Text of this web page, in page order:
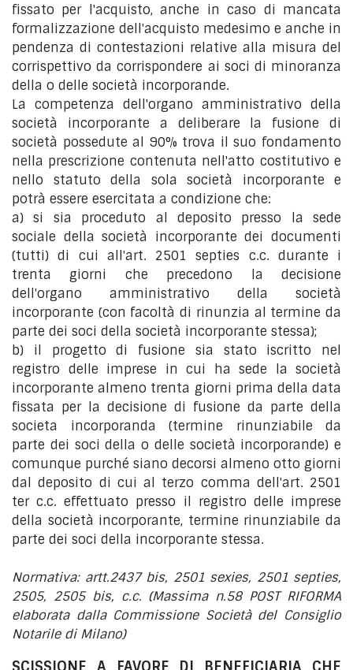
fissato per l'acquisto, anche in caso di mancata
formalizzazione dell'acquisto medesimo e anche in
pendenza di contestazioni relative alla misura del
corrispettivo da corrispondere ai soci di minoranza
della o delle società incorporande.
La competenza dell'organo amministrativo della
società incorporante a deliberare la fusione di
società possedute al 90% trova il suo fondamento
nella prescrizione contenuta nell'atto costitutivo e
nello statuto della sola società incorporante e
potrà essere esercitata a condizione che:
a) si sia proceduto al deposito presso la sede
sociale della società incorporante dei documenti
(tutti) di cui all'art. 2501 septies c.c. durante i
trenta giorni che precedono la decisione
dell'organo amministrativo della società
incorporante (con facoltà di rinunzia al termine da
parte dei soci della società incorporante stessa);
b) il progetto di fusione sia stato iscritto nel
registro delle imprese in cui ha sede la società
incorporante almeno trenta giorni prima della data
fissata per la decisione di fusione da parte della
societa incorporanda (termine rinunziabile da
parte dei soci della o delle società incorporande) e
comunque purché siano decorsi almeno otto giorni
dal deposito di cui al terzo comma dell'art. 2501
ter c.c. effettuato presso il registro delle imprese
della società incorporante, termine rinunziabile da
parte dei soci della incorporante stessa.
Normativa: artt.2437 bis, 2501 sexies, 2501 septies,
2505, 2505 bis, c.c. (Massima n.58 POST RIFORMA
elaborata dalla Commissione Società del Consiglio
Notarile di Milano)